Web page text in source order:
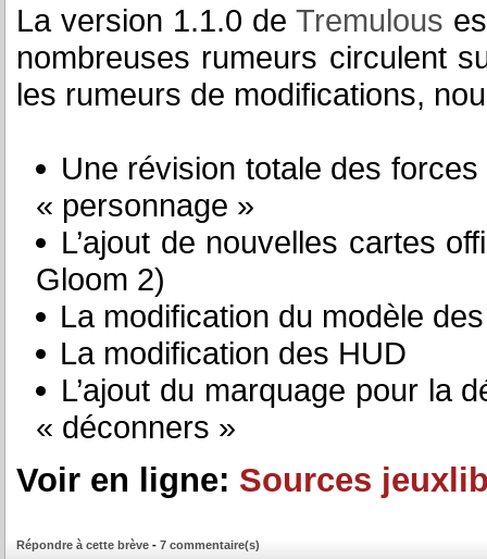
La version 1.1.0 deTremulous
nombreuses rumeurs circulent
les rumeurs de modifications,
Une révision totale des
« personnage »
L’ajout de nouvelles cartes
Gloom 2)
La modification du modèle
La modification des HUD
L’ajout du marquage pour la
« déconners »
Voir en ligne: Sources
Répondre à cette brève - 7 commentaire(s)